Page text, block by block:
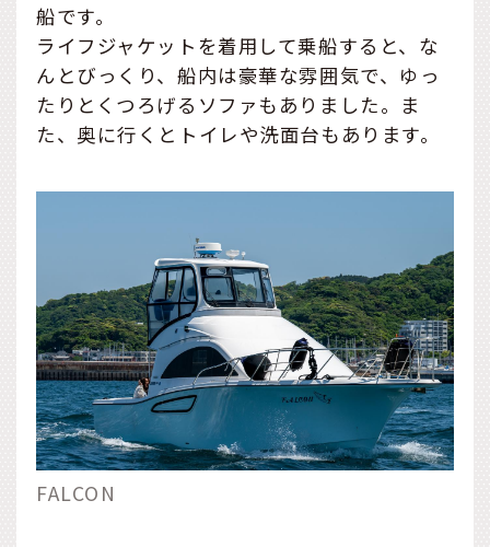
船です。
ライフジャケットを着用して乗船すると、な
んとびっくり、船内は豪華な雰囲気で、ゆっ
たりとくつろげるソファもありました。ま
た、奥に行くとトイレや洗面台もあります。
FALCON